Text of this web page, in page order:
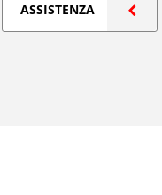
ASSISTENZA